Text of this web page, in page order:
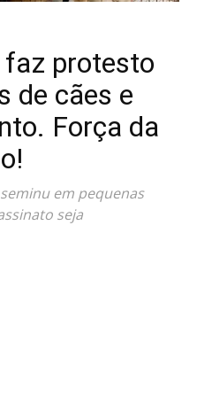
protesto
de cães e
Força da
em pequenas
seja